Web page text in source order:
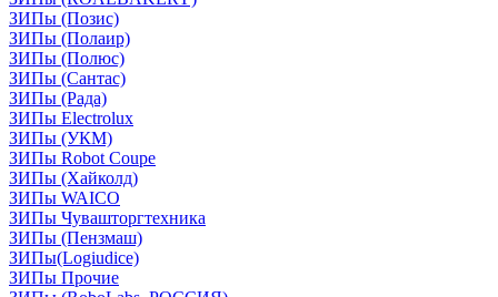
ЗИПы (Позис)
ЗИПы (Полаир)
ЗИПы (Полюс)
ЗИПы (Сантас)
ЗИПы (Рада)
ЗИПы Electrolux
ЗИПы (УКМ)
ЗИПы Robot Coupe
ЗИПы (Хайколд)
ЗИПы WAICO
ЗИПы Чувашторгтехника
ЗИПы (Пензмаш)
ЗИПы(Logiudice)
ЗИПы Прочие